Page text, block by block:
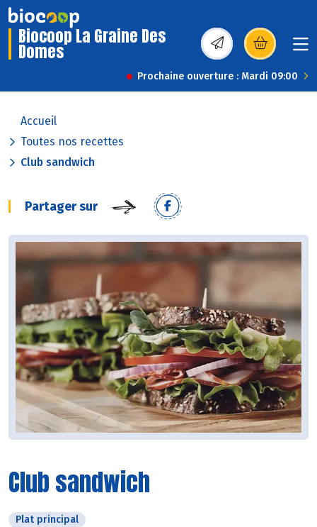
Biocoop La Graine Des
Domes (s’ouvre dans une
Prochaine ouverture : Mardi 09:00
Accueil
Toutes nos recettes
Club sandwich
Partager sur
Club sandwich
Plat principal